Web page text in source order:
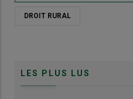
DROIT RURAL
LES PLUS LUS